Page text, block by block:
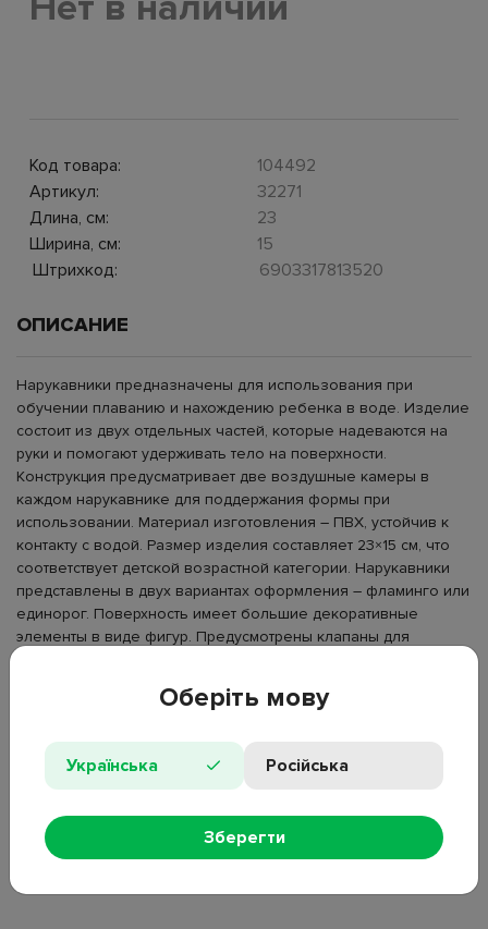
Код товара:
104492
Артикул:
32271
Длина, см:
23
Ширина, см:
15
Штрихкод:
6903317813520
ОПИСАНИЕ
Нарукавники предназначены для использования при
обучении плаванию и нахождению ребенка в воде. Изделие
состоит из двух отдельных частей, которые надеваются на
руки и помогают удерживать тело на поверхности.
Конструкция предусматривает две воздушные камеры в
каждом нарукавнике для поддержания формы при
использовании. Материал изготовления – ПВХ, устойчив к
контакту с водой. Размер изделия составляет 23×15 см, что
соответствует детской возрастной категории. Нарукавники
представлены в двух вариантах оформления – фламинго или
единорог. Поверхность имеет большие декоративные
элементы в виде фигур. Предусмотрены клапаны для
• Материал: ПВХ;
• Размер: 23×15 см;
• Конструкция: 2 воздушные камеры;
• Рекомендуемый возраст: 3-6 лет;
• Дополнительно: 2 вида дизайна (фламинго, единорог),
объемные элементы.
Оберіть мову
Українська Російська
Зберегти